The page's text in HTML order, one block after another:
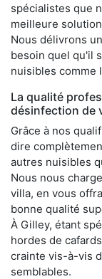
spécialistes que
meilleure
Nous délivrons
besoin quel qu'il
nuisibles comme
La qualité
désinfection de
Grâce à nos
dire
autres nuisibles
Nous nous
villa, en vous
bonne qualité
À Gilley, étant
hordes de
crainte vis-à-vis
semblables.